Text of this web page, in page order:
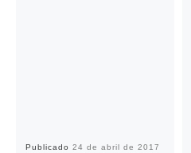
Publicado 24 de abril de 2017